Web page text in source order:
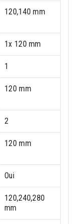
120,140 mm
1x 120 mm
1
120 mm
2
120 mm
Oui
120,240,280
mm